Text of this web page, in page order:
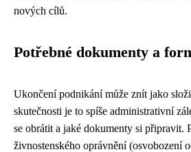
nových cílů.
Potřebné dokumenty a
Ukončení podnikání může znít jako
skutečnosti je to spíše administrativní
se obrátit a jaké dokumenty si připravit.
živnostenského oprávnění (osvobození